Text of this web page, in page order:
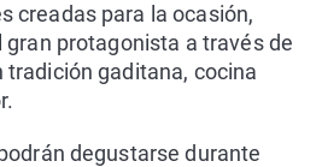
creadas para la ocasión,
protagonista a través de
gaditana, cocina
degustarse durante